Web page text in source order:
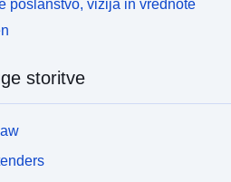
poslanstvo, vizija in vrednote
storitve